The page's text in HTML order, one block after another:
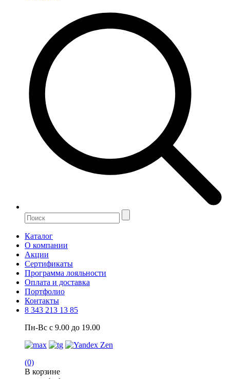
Каталог
О компании
Акции
Сертификаты
Программа лояльности
Оплата и доставка
Портфолио
Контакты
8 343 213 13 85
Пн-Вс с 9.00 до 19.00
(0)
В корзине